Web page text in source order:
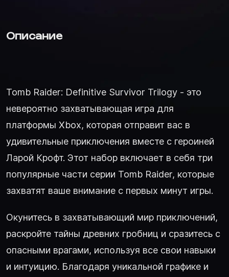
Описание
Tomb Raider: Definitive Survivor Trilogy - это
невероятно захватывающая игра для
платформы Xbox, которая отправит вас в
удивительные приключения вместе с героиней
Ларой Крофт. Этот набор включает в себя три
популярные части серии Tomb Raider, которые
захватят ваше внимание с первых минут игры.
Окунитесь в захватывающий мир приключений,
раскройте тайны древних гробниц и сразитесь с
опасными врагами, используя все свои навыки
и интуицию. Благодаря уникальной графике и